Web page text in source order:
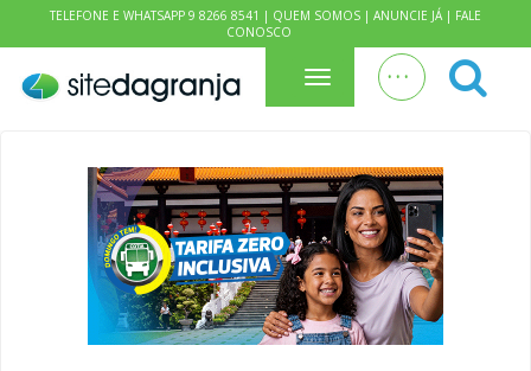
TELEFONE E WHATSAPP 9 8266 8541 | QUEM SOMOS | ANUNCIE JÁ| FALE
CONOSCO
Menu . . .